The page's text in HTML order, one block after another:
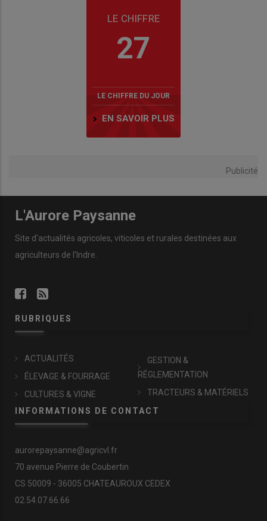
LE CHIFFRE
27
LE CHIFFRE DU JOUR
EN SAVOIR PLUS
Publicité
L'Aurore Paysanne
Site d'actualités agricoles, viticoles et rurales destinées aux
agriculteurs de l'Indre.
RUBRIQUES
ACTUALITÉS
ÉLEVAGE & FOURRAGE
CULTURES & VIGNE
GESTION &
RÉGLEMENTATION
TRACTEURS & MATÉRIELS
INFORMATIONS DE CONTACT
aurorepaysanne@agricvl.fr
70 avenue Pierre de Coubertin
CS 50009 - 36005 CHATEAUROUX CEDEX
02.54.07.66.66